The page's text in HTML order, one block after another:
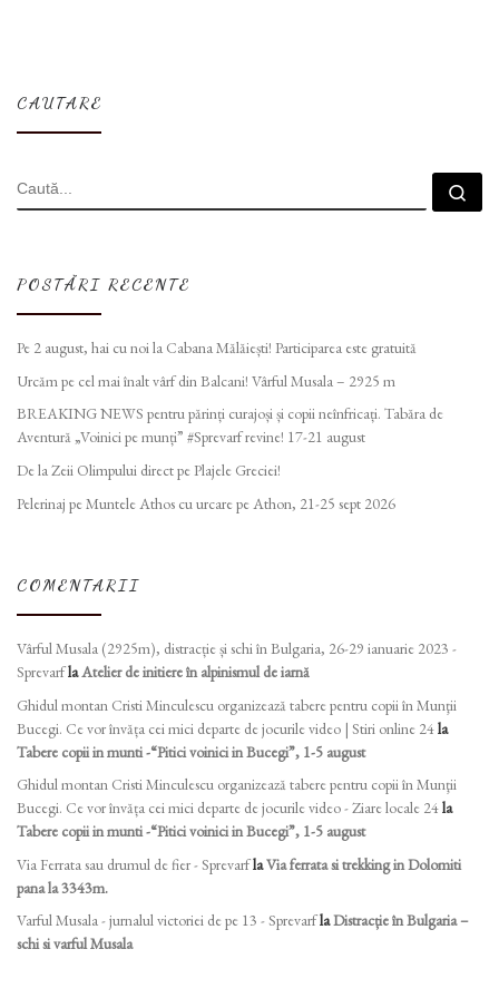
CAUTARE
CĂUTARE
POSTĂRI RECENTE
Pe 2 august, hai cu noi la Cabana Mălăiești! Participarea este gratuită
Urcăm pe cel mai înalt vârf din Balcani! Vârful Musala – 2925 m
BREAKING NEWS pentru părinți curajoși și copii neînfricați. Tabăra de
Aventură „Voinici pe munți” #Sprevarf revine! 17-21 august
De la Zeii Olimpului direct pe Plajele Greciei!
Pelerinaj pe Muntele Athos cu urcare pe Athon, 21-25 sept 2026
COMENTARII
Vârful Musala (2925m), distracție și schi în Bulgaria, 26-29 ianuarie 2023 -
SprevarflaAtelier de initiere în alpinismul de iarnă
Ghidul montan Cristi Minculescu organizează tabere pentru copii în Munţii
Bucegi. Ce vor învăța cei mici departe de jocurile video | Stiri online 24la
Tabere copii in munti -“Pitici voinici in Bucegi”, 1-5 august
Ghidul montan Cristi Minculescu organizează tabere pentru copii în Munţii
Bucegi. Ce vor învăța cei mici departe de jocurile video - Ziare locale 24la
Tabere copii in munti -“Pitici voinici in Bucegi”, 1-5 august
Via Ferrata sau drumul de fier - SprevarflaVia ferrata si trekking in Dolomiti
pana la 3343m.
Varful Musala - jurnalul victoriei de pe 13 - SprevarflaDistracție în Bulgaria –
schi si varful Musala